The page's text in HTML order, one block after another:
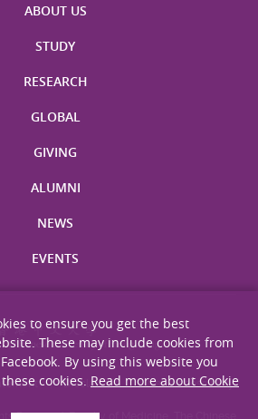
ABOUT US
STUDY
RESEARCH
GLOBAL
GIVING
ALUMNI
NEWS
EVENTS
Disclaimer Web Accessibility
Reserved. Faculty of Medicine, The Chinese
to ensure you get the best
These may include cookies from
By using this website you
cookies. Read more about Cookie